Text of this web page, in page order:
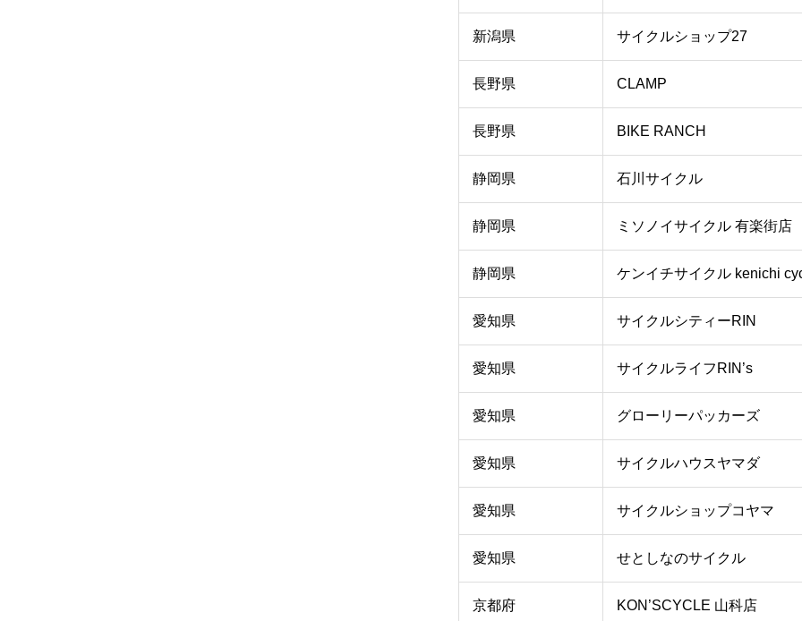
新潟県 サイクルショップ27
長野県 CLAMP
長野県 BIKE RANCH
静岡県 石川サイクル
静岡県 ミソノイサイクル 有楽街店
静岡県 ケンイチサイクル kenichi
愛知県 サイクルシティーRIN
愛知県 サイクルライフRIN’s
愛知県 グローリーパッカーズ
愛知県 サイクルハウスヤマダ
愛知県 サイクルショップコヤマ
愛知県 せとしなのサイクル
京都府 KON’SCYCLE 山科店